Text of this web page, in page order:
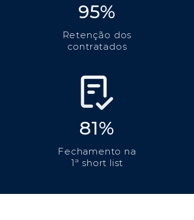
95%
Retenção dos
contratados
81%
Fechamento na
1ª short list